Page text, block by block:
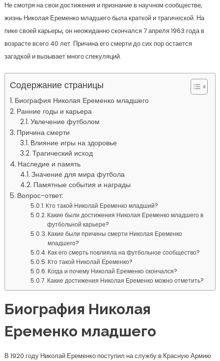
Не смотря на свои достижения и признание в научном сообществе,
жизнь Николая Еременко младшего была краткой и трагической. На
пике своей карьеры, он неожиданно скончался 7 апреля 1963 года в
возрасте всего 40 лет. Причина его смерти до сих пор остается
загадкой и вызывает много спекуляций.
Содержание страницы
Биография Николая Еременко младшего
Ранние годы и карьера
Увлечение футболом
Причина смерти
Влияние игры на здоровье
Трагический исход
Наследие и память
Значение для мира футбола
Памятные события и награды
Вопрос-ответ:
Кто такой Николай Еременко младший?
Какие были достижения Николая Еременко младшего в
футбольной карьере?
Какие были причины смерти Николая Еременко
младшего?
Как его смерть повлияла на футбольное сообщество?
Кто такой Николай Еременко?
Когда и почему Николай Еременко скончался?
Какие достижения Николая Еременко можно отметить?
Биография Николая
Еременко младшего
В 1920 году Николай Еременко поступил на службу в Красную Армию